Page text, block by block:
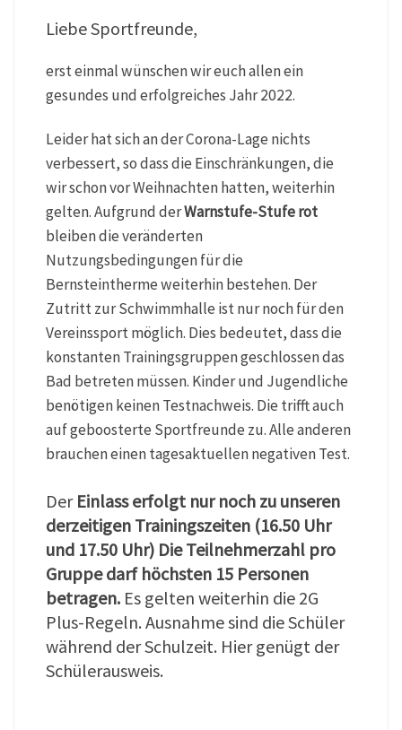
Liebe Sportfreunde,
erst einmal wünschen wir euch allen ein
gesundes und erfolgreiches Jahr 2022.
Leider hat sich an der Corona-Lage nichts
verbessert, so dass die Einschränkungen, die
wir schon vor Weihnachten hatten, weiterhin
gelten. Aufgrund derWarnstufe-Stufe rot
bleiben die veränderten
Nutzungsbedingungen für die
Bernsteintherme weiterhin bestehen. Der
Zutritt zur Schwimmhalle ist nur noch für den
Vereinssport möglich. Dies bedeutet, dass die
konstanten Trainingsgruppen geschlossen das
Bad betreten müssen. Kinder und Jugendliche
benötigen keinen Testnachweis. Die trifft auch
auf geboosterte Sportfreunde zu. Alle anderen
brauchen einen tagesaktuellen negativen Test.
Der Einlass erfolgt nur noch zu unseren
derzeitigen Trainingszeiten (16.50 Uhr
und 17.50 Uhr) Die Teilnehmerzahl pro
Gruppe darf höchsten 15 Personen
betragen. Es gelten weiterhin die 2G
Plus-Regeln. Ausnahme sind die Schüler
während der Schulzeit. Hier genügt der
Schülerausweis.